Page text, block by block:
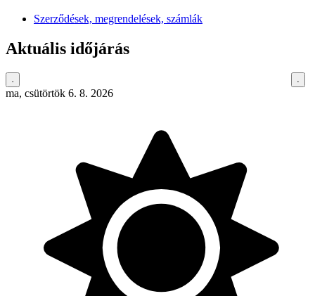
Szerződések, megrendelések, számlák
Aktuális időjárás
ma, csütörtök 6. 8. 2026